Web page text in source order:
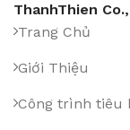
ThanhThien
Trang Chủ
Giới Thiệu
Công trình tiêu